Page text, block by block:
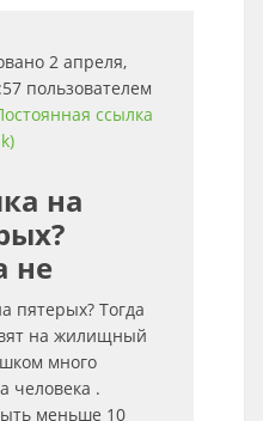
2 апреля,
пользователем
ссылка
на
не
пятерых? Тогда
на жилищный
много
человека .
меньше 10